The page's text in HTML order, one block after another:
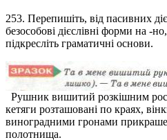
253. Перепишіть, від пасивних
безособові дієслівні форми на -
підкресліть граматичні основи.
Рушник вишитий розкішним
кетяги розташовані по краях,
виноградними гронами
полотнища.